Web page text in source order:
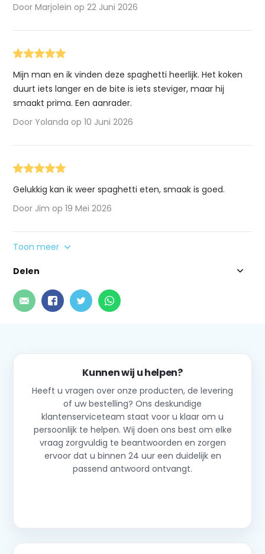
Door Marjolein op 22 Juni 2026
Mijn man en ik vinden deze spaghetti heerlijk. Het koken
duurt iets langer en de bite is iets steviger, maar hij
smaakt prima. Een aanrader.
Door Yolanda op 10 Juni 2026
Gelukkig kan ik weer spaghetti eten, smaak is goed.
Door Jim op 19 Mei 2026
Toon meer
Delen
Kunnen wij u helpen?
Heeft u vragen over onze producten, de levering
of uw bestelling? Ons deskundige
klantenserviceteam staat voor u klaar om u
persoonlijk te helpen. Wij doen ons best om elke
vraag zorgvuldig te beantwoorden en zorgen
ervoor dat u binnen 24 uur een duidelijk en
passend antwoord ontvangt.